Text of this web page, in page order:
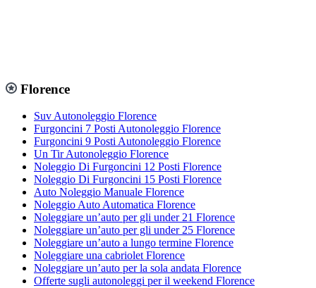
Florence
Suv Autonoleggio Florence
Furgoncini 7 Posti Autonoleggio Florence
Furgoncini 9 Posti Autonoleggio Florence
Un Tir Autonoleggio Florence
Noleggio Di Furgoncini 12 Posti Florence
Noleggio Di Furgoncini 15 Posti Florence
Auto Noleggio Manuale Florence
Noleggio Auto Automatica Florence
Noleggiare un’auto per gli under 21 Florence
Noleggiare un’auto per gli under 25 Florence
Noleggiare un’auto a lungo termine Florence
Noleggiare una cabriolet Florence
Noleggiare un’auto per la sola andata Florence
Offerte sugli autonoleggi per il weekend Florence